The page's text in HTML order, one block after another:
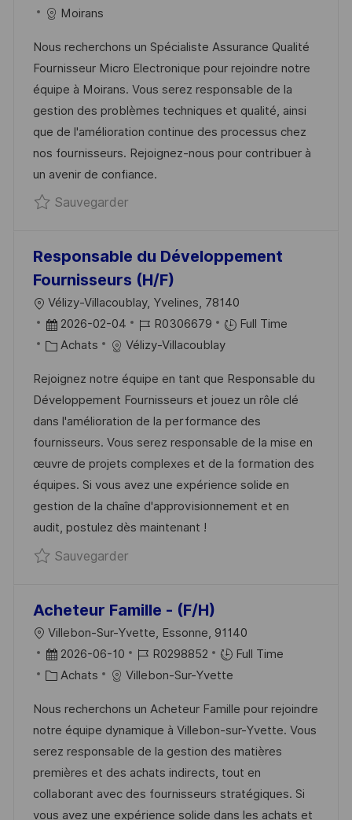
C
L
I
S
A
T
I
O
N
D
’
A
F
F
É
É
R
E
N
C
E
D
U
T
E
É
G
O
R
I
E
Moirans
Nous recherchons un Spécialiste Assurance Qualité
Fournisseur Micro Electronique pour rejoindre notre
équipe à Moirans. Vous serez responsable de la
gestion des problèmes techniques et qualité, ainsi
que de l'amélioration continue des processus chez
nos fournisseurs. Rejoignez-nous pour contribuer à
un avenir de confiance.
SauvegarderSauvegarder Spécialiste Assurance
Responsable du Développement
Fournisseurs (H/F)
L
O
C
L
I
S
A
T
I
O
N
Vélizy-Villacoublay, Yvelines, 78140
D
A
E
D
’
A
F
F
I
C
H
E
2026-02-04
R
É
É
R
E
N
C
E
D
U
T
E
R0306679
Full Time
C
T
É
G
O
R
I
E
Achats Vélizy-Villacoublay
Rejoignez notre équipe en tant que Responsable du
Développement Fournisseurs et jouez un rôle clé
dans l'amélioration de la performance des
fournisseurs. Vous serez responsable de la mise en
œuvre de projets complexes et de la formation des
équipes. Si vous avez une expérience solide en
gestion de la chaîne d'approvisionnement et en
audit, postulez dès maintenant !
SauvegarderSauvegarder Responsable du
Acheteur Famille - (F/H)
L
O
C
L
I
S
A
T
Villebon-Sur-Yvette, Essonne, 91140
D
A
E
D
’
A
F
2026-06-10
R
É
É
R
E
N
C
R0298852
Full Time
C
T
É
G
O
R
Achats Villebon-Sur-Yvette
Nous recherchons un Acheteur Famille pour rejoindre
notre équipe dynamique à Villebon-sur-Yvette. Vous
serez responsable de la gestion des matières
premières et des achats indirects, tout en
collaborant avec des fournisseurs stratégiques. Si
vous avez une expérience solide dans les achats et